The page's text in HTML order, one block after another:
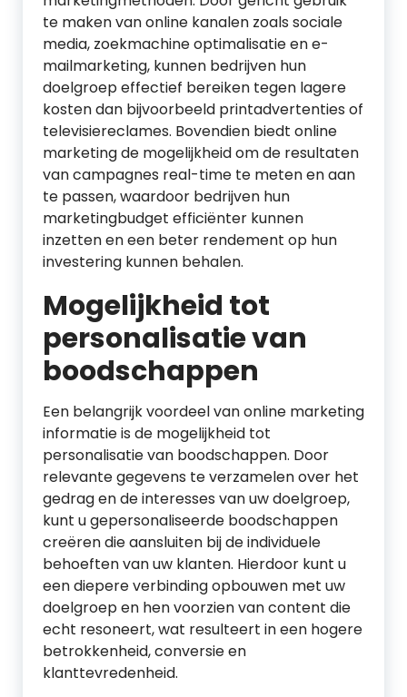
te maken van online kanalen zoals sociale
media, zoekmachine optimalisatie en e-
mailmarketing, kunnen bedrijven hun
doelgroep effectief bereiken tegen lagere
kosten dan bijvoorbeeld printadvertenties of
televisiereclames. Bovendien biedt online
marketing de mogelijkheid om de resultaten
van campagnes real-time te meten en aan
te passen, waardoor bedrijven hun
marketingbudget efficiënter kunnen
inzetten en een beter rendement op hun
investering kunnen behalen.
Mogelijkheid tot
personalisatie van
boodschappen
Een belangrijk voordeel van online marketing
informatie is de mogelijkheid tot
personalisatie van boodschappen. Door
relevante gegevens te verzamelen over het
gedrag en de interesses van uw doelgroep,
kunt u gepersonaliseerde boodschappen
creëren die aansluiten bij de individuele
behoeften van uw klanten. Hierdoor kunt u
een diepere verbinding opbouwen met uw
doelgroep en hen voorzien van content die
echt resoneert, wat resulteert in een hogere
betrokkenheid, conversie en
klanttevredenheid.